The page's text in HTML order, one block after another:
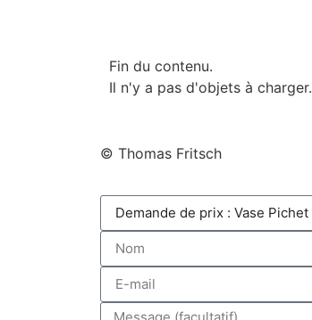
Fin du contenu.
Il n'y a pas d'objets à charger.
© Thomas Fritsch